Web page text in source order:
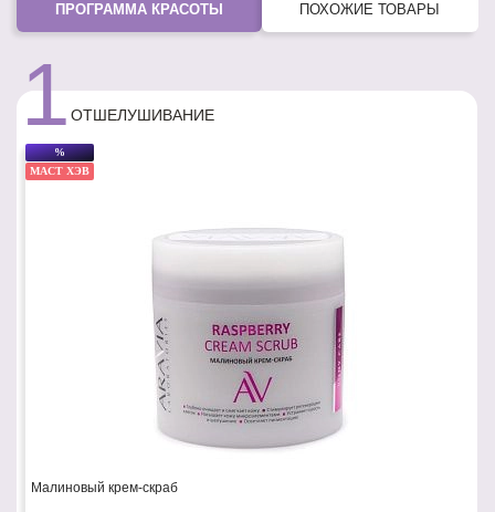
ПРОГРАММА КРАСОТЫ ПОХОЖИЕ ТОВАРЫ
1ОТШЕЛУШИВАНИЕ
%
МАСТ ХЭВ
Малиновый крем-скраб